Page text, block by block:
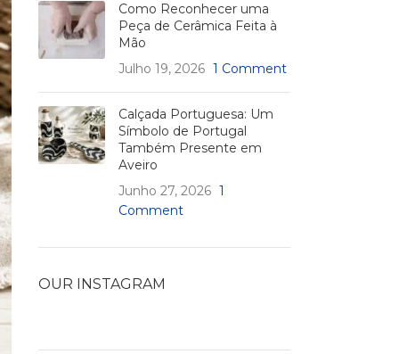
Como Reconhecer uma
Peça de Cerâmica Feita à
Mão
Julho 19, 2026 1 Comment
Calçada Portuguesa: Um
Símbolo de Portugal
Também Presente em
Aveiro
Junho 27, 2026 1
Comment
OUR INSTAGRAM